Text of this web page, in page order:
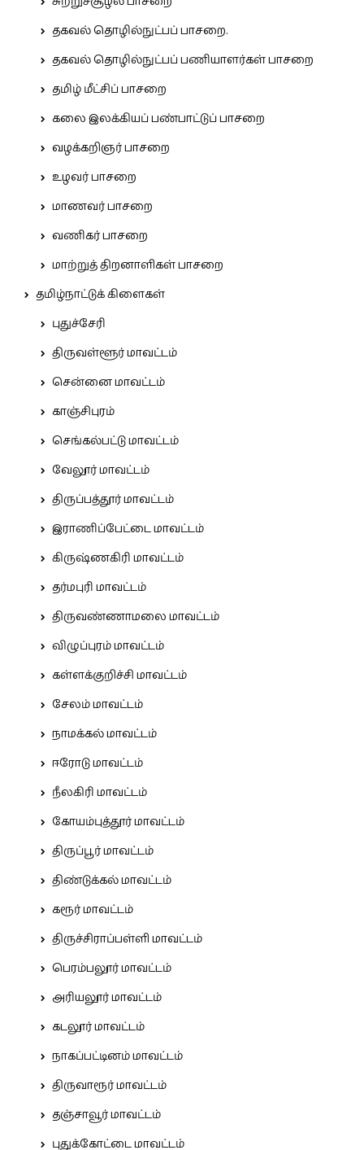
தகவல் தொழில்நுட்பப் பாசறை.
தகவல் தொழில்நுட்பப் பணியாளர்கள் பாசறை
தமிழ் மீட்சிப் பாசறை
கலை இலக்கியப் பண்பாட்டுப் பாசறை
வழக்கறிஞர் பாசறை
உழவர் பாசறை
மாணவர் பாசறை
வணிகர் பாசறை
மாற்றுத் திறனாளிகள் பாசறை
தமிழ்நாட்டுக் கிளைகள்
புதுச்சேரி
திருவள்ளூர் மாவட்டம்
சென்னை மாவட்டம்
காஞ்சிபுரம்
செங்கல்பட்டு மாவட்டம்
வேலூர் மாவட்டம்
திருப்பத்தூர் மாவட்டம்
இராணிப்பேட்டை மாவட்டம்
கிருஷ்ணகிரி மாவட்டம்
தர்மபுரி மாவட்டம்
திருவண்ணாமலை மாவட்டம்
விழுப்புரம் மாவட்டம்
கள்ளக்குறிச்சி மாவட்டம்
சேலம் மாவட்டம்
நாமக்கல் மாவட்டம்
ஈரோடு மாவட்டம்
நீலகிரி மாவட்டம்
கோயம்புத்தூர் மாவட்டம்
திருப்பூர் மாவட்டம்
திண்டுக்கல் மாவட்டம்
கரூர் மாவட்டம்
திருச்சிராப்பள்ளி மாவட்டம்
பெரம்பலூர் மாவட்டம்
அரியலூர் மாவட்டம்
கடலூர் மாவட்டம்
நாகப்பட்டினம் மாவட்டம்
திருவாரூர் மாவட்டம்
தஞ்சாவூர் மாவட்டம்
புதுக்கோட்டை மாவட்டம்